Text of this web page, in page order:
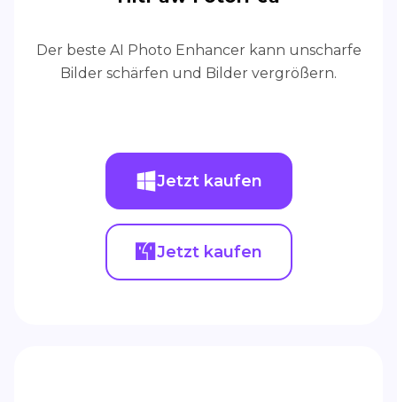
Der beste AI Photo Enhancer kann unscharfe
Bilder schärfen und Bilder vergrößern.
Jetzt kaufen
Jetzt kaufen